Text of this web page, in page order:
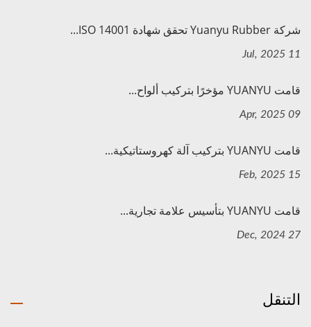
شركة Yuanyu Rubber تحقق شهادة ISO 14001...
11 Jul, 2025
قامت YUANYU مؤخرًا بتركيب ألواح...
09 Apr, 2025
قامت YUANYU بتركيب آلة كهروستاتيكية...
15 Feb, 2025
قامت YUANYU بتأسيس علامة تجارية...
27 Dec, 2024
التنقل